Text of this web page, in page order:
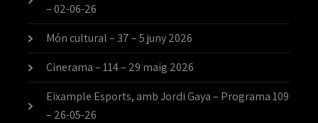
– 02-06-26
Món cultural – 37 – 5 juny 2026
Cinerama – 114 – 29 maig 2026
Eixample Esports, amb Jordi Gaya – Programa 109
– 26-05-26